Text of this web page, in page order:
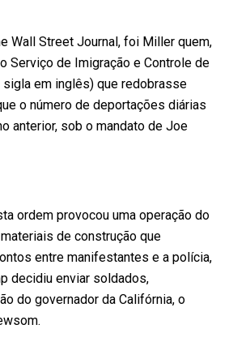
Wall Street Journal, foi Miller quem,
Serviço de Imigração e Controle de
sigla em inglês) que redobrasse
o número de deportações diárias
anterior, sob o mandato de Joe
ordem provocou uma operação do
de construção que
entre manifestantes e a polícia,
decidiu enviar soldados,
do governador da Califórnia, o